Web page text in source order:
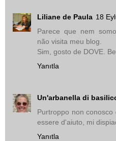
Liliane de Paula 18
Parece que nem
não visita meu blog.
Sim, gosto de DOVE.
Yanıtla
Un'arbanella di
Purtroppo non
essere d'aiuto, mi
Yanıtla